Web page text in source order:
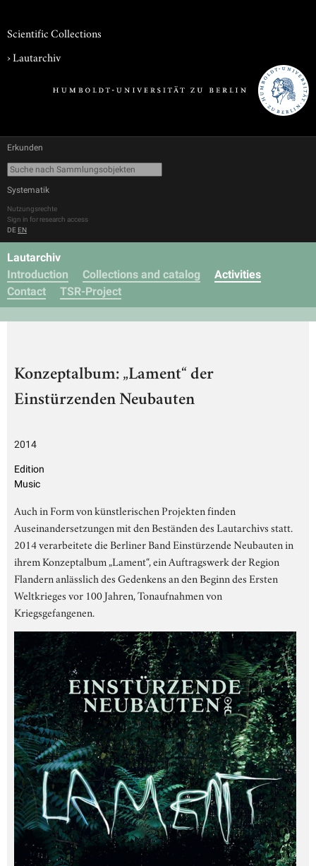
Scientific Collections
›Lautarchiv
Erkunden
Systematik
Nutzungsrechte
Sign in for research access
DE EN
Lautarchiv
Introduction
Collections and catalog
Activities
Contact
TSR-Project
Konzeptalbum: „Lament“ der
Einstürzenden Neubauten
2014
Edition
Music
Auch in Form von künstlerischen Projekten finden
Auseinandersetzungen mit den Beständen des Lautarchivs statt.
2014 verarbeitete die Berliner Band Einstürzende Neubauten in
ihrem Konzeptalbum „Lament“, ein Auftragswerk der Region
Flandern anlässlich des Gedenkens an den Beginn des Ersten
Weltkrieges vor 100 Jahren, Tonaufnahmen von
Kriegsgefangenen.